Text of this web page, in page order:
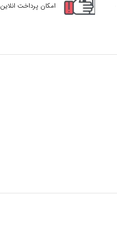
امکان پرداخت انلاین